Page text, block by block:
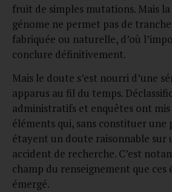
fruit de simples mutations. Mais
génome ne permet pas de
fabriquée ou naturelle, d’où
conclure définitivement.
Mais le doute s’est nourri d’une
apparus au fil du temps.
administratifs et enquêtes ont
éléments qui, sans constituer
étayent un doute raisonnable sur
accident de recherche. C’est
champ du renseignement que ces
émergé.